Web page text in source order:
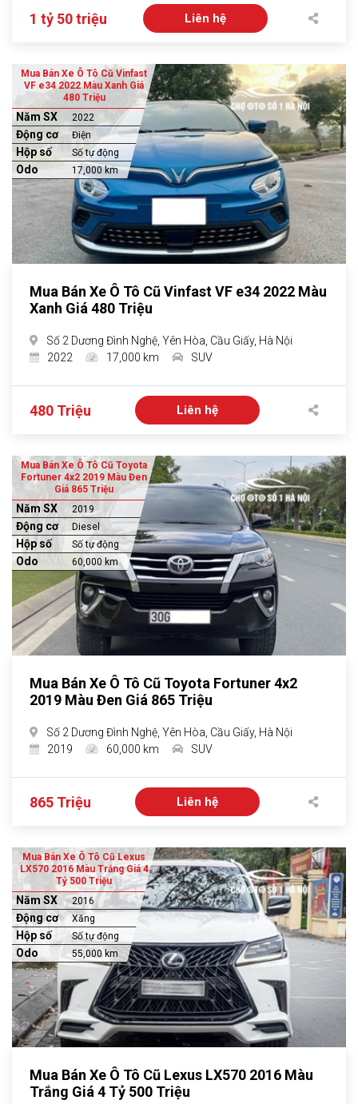
1 tỷ 50 triệu Liên hệ
Mua Bán Xe Ô Tô Cũ Vinfast
VF e34 2022 Màu Xanh Giá
480 Triệu
Năm SX 2022
Động cơ Điện
Hộp số Số tự động
Odo 17,000 km
Mua Bán Xe Ô Tô Cũ Vinfast VF e34 2022 Màu
Xanh Giá 480 Triệu
Số 2 Dương Đình Nghệ, Yên Hòa, Cầu Giấy, Hà Nội
2022
17,000 km SUV
480 Triệu Liên hệ
Mua Bán Xe Ô Tô Cũ Toyota
Fortuner 4x2 2019 Màu Đen
Giá 865 Triệu
Năm SX 2019
Động cơ Diesel
Hộp số Số tự động
Odo 60,000 km
Mua Bán Xe Ô Tô Cũ Toyota Fortuner 4x2
2019 Màu Đen Giá 865 Triệu
Số 2 Dương Đình Nghệ, Yên Hòa, Cầu Giấy, Hà Nội
2019
60,000 km SUV
865 Triệu Liên hệ
Mua Bán Xe Ô Tô Cũ Lexus
LX570 2016 Màu Trắng Giá 4
Tỷ 500 Triệu
Năm SX 2016
Động cơ Xăng
Hộp số Số tự động
Odo 55,000 km
Mua Bán Xe Ô Tô Cũ Lexus LX570 2016 Màu
Trắng Giá 4 Tỷ 500 Triệu